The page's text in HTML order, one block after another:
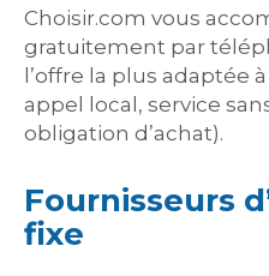
Choisir.com vous
gratuitement par
l’offre la plus adaptée
appel local, service
obligation d’achat).
Fournisseurs
fixe